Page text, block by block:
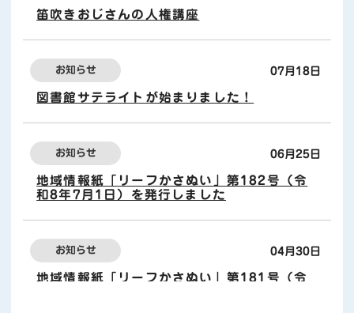
笛吹きおじさんの人権講座
07月18日
お知らせ
図書館サテライトが始まりました！
06月25日
お知らせ
地域情報紙「リーフかさぬい」第182号（令
和8年7月1日）を発行しました
04月30日
お知らせ
地域情報紙「リーフかさぬい」第181号（令